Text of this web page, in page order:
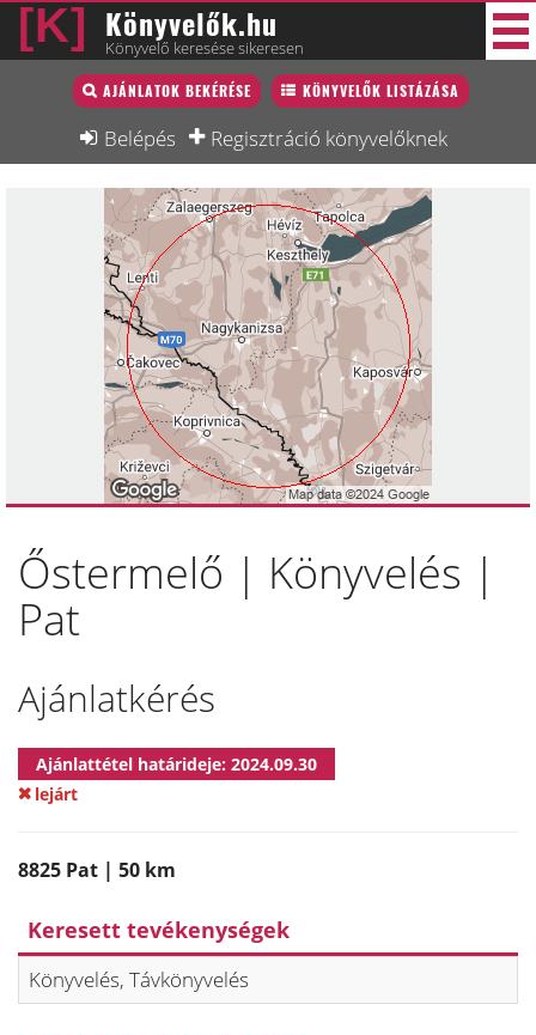
Könyvelők.hu
Könyvelő keresése sikeresen
AJÁNLATOK BEKÉRÉSE KÖNYVELŐK LISTÁZÁSA
Belépés Regisztráció könyvelőknek
Könyvelő lista
Könyvelési munkák
Képzésnaptár
Őstermelő | Könyvelés |
Pat
Ajánlatkérés
Ajánlattétel határideje: 2024.09.30
lejárt
8825 Pat | 50 km
Keresett tevékenységek
Könyvelés, Távkönyvelés